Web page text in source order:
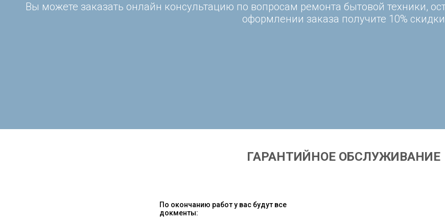
Вы можете заказать онлайн консультацию по вопросам ремонта бытовой техники,
оформлении заказа получите 10% скидки
ГАРАНТИЙНОЕ ОБСЛУЖИВАНИЕ
По окончанию работ у вас будут все
докменты: